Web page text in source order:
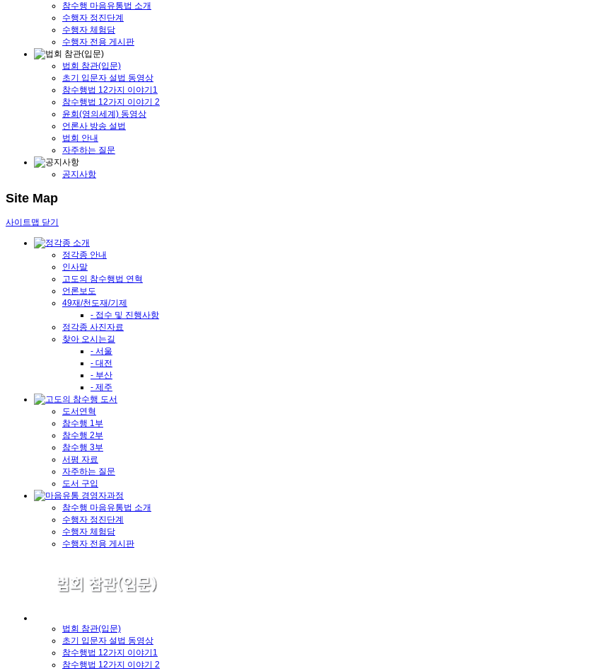
참수행 마음유통법 소개
수행자 정진단계
수행자 체험담
수행자 전용 게시판
법회 참관(입문)
초기 입문자 설법 동영상
참수행법 12가지 이야기1
참수행법 12가지 이야기 2
윤회(영의세계) 동영상
언론사 방송 설법
법회 안내
자주하는 질문
공지사항
Site Map
사이트맵 닫기
정각종 안내
인사말
고도의 참수행법 연혁
언론보도
49재/천도재/기제
- 접수 및 진행사항
정각종 사진자료
찾아 오시는길
- 서울
- 대전
- 부산
- 제주
도서연혁
참수행 1부
참수행 2부
참수행 3부
서평 자료
자주하는 질문
도서 구입
참수행 마음유통법 소개
수행자 정진단계
수행자 체험담
수행자 전용 게시판
법회 참관(입문)
초기 입문자 설법 동영상
참수행법 12가지 이야기1
참수행법 12가지 이야기 2